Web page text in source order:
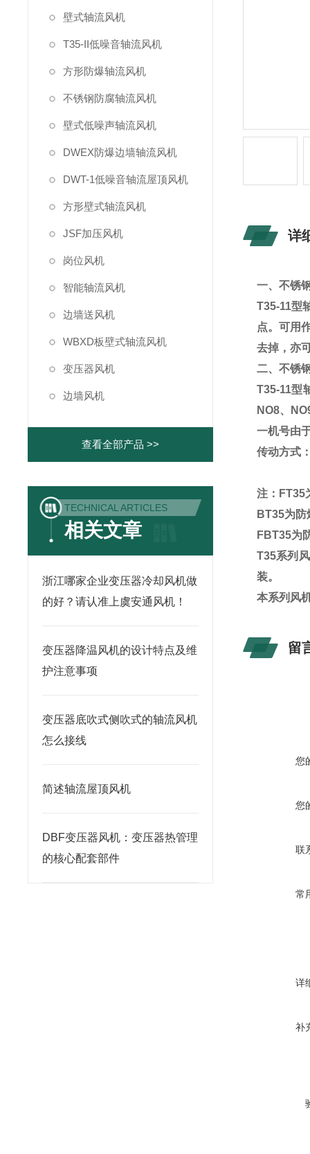
壁式轴流风机
T35-II低噪音轴流风机
方形防爆轴流风机
不锈钢防腐轴流风机
壁式低噪声轴流风机
DWEX防爆边墙轴流风机
DWT-1低噪音轴流屋顶风机
方形壁式轴流风机
JSF加压风机
岗位风机
智能轴流风机
边墙送风机
WBXD板壁式轴流风机
变压器风机
边墙风机
查看全部产品 >>
TECHNICAL ARTICLES
相关文章
浙江哪家企业变压器冷却风机做
的好？请认准上虞安通风机！
变压器降温风机的设计特点及维
护注意事项
变压器底吹式侧吹式的轴流风机
怎么接线
简述轴流屋顶风机
DBF变压器风机：变压器热管理
的核心配套部件
详
一、不锈
T35-11型
点。可用
去掉，亦
二、不锈
T35-11型
NO8、
一机号由
传动方式
注： FT35
BT35为防
FBT35为
T35系列
装。
本系列风
留
您
您
联
常
详
补